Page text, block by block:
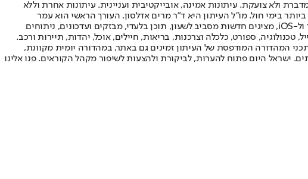
ולא צועקת. עיתונות אמינה, אובייקטיבית ועניינית. עיתונות אחרת וללא
הישראלי בעל שיעור החשיפה הגבוה ביותר בימי חול. מו"ל העיתון היא ד"ר מרים אדלסון. העורך הראשי הוא עמר
לחמנוביץ, והעורך המייסד הוא עמוס רגב. אתרי האינטרנט של "ישראל היום" בעברית ובאנגלית, כמו כן היישומונים (אפליקציות) לאנדרואיד ול-iOS, מציגים חדשות מסביב לשעון, תוכן בלעדי, מבזקים ועדכונים, ניתוחים
טכנולוגיה, ספורט, כלכלה וצרכנות, בריאות, חיילים, אוכל, יהדות, תיירות ורכב.
תכני המהדורה המודפסת של העיתון זמינים גם באתר, במהדורה יומית מקוונת,
ישראל היום פתוח להערות, לביקורת ולהצעות לשיפור מקהל הקוראים. פנו אלינו